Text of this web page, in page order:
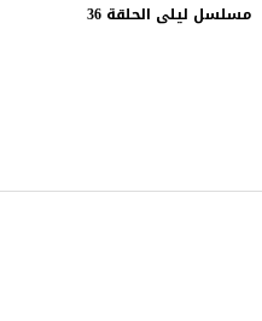
مسلسل ليلى الحلقة 36